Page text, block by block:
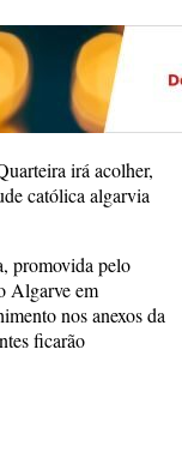
irá acolher,
católica algarvia
promovida pelo
Algarve em
nos anexos da
ficarão